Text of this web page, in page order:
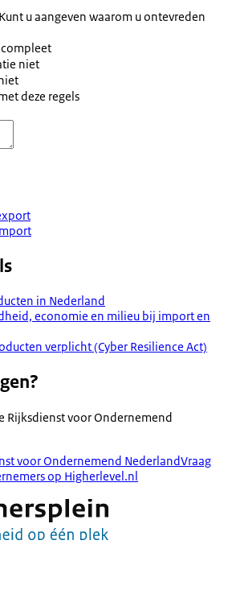
u aangeven waarom u ontevreden
niet
deze regels
in Nederland
economie en milieu bij import en
verplicht (Cyber Resilience Act)
Rijksdienst voor Ondernemend
voor Ondernemend NederlandVraag
op Higherlevel.nl